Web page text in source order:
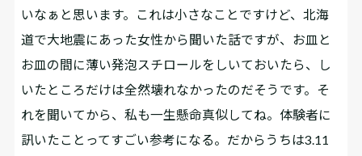
いなぁと思います。これは小さなことですけど、北海
道で大地震にあった女性から聞いた話ですが、お皿と
お皿の間に薄い発泡スチロールをしいておいたら、し
いたところだけは全然壊れなかったのだそうです。そ
れを聞いてから、私も一生懸命真似してね。体験者に
訊いたことってすごい参考になる。だからうちは3.11